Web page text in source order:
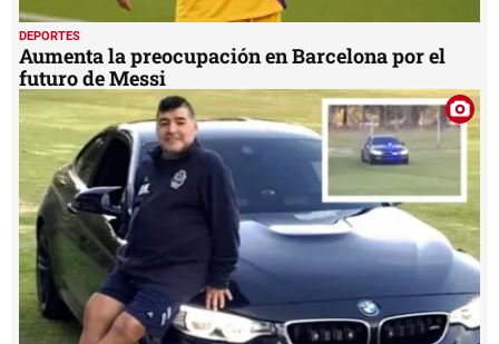
DEPORTES
Aumenta la preocupación en Barcelona por el
futuro de Messi